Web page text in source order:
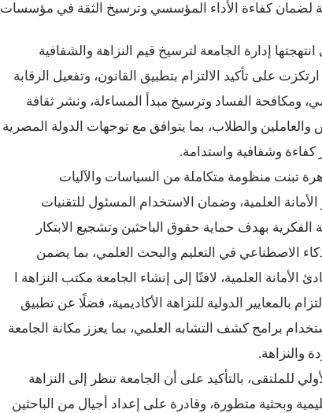
لضمان كفاءة الأداء المؤسسي وترسيخ الثقة في مؤسسات
إدارة الجامعة لترسيخ قيم النزاهة والشفافية
ومكافحة الفساد وترسيخ مبدأ المساءلة، ونشر ثقافة
والطلاب، بما يتوافق مع توجهات الدولة المصرية
كفاءة وشفافية واستدامة.
تبنت منظومة متكاملة من السياسات والآليات
العلمية، وضمان الاستخدام المسئول للتقنيات
بهدف حماية حقوق الباحثين وتشجيع الابتكار
الاصطناعي في التعليم والبحث العلمي، بما يضمن
العلمية، لافتًا إلى إنشاء الجامعة مكتب النزاهة ا
بالمعايير الدولية للنزاهة الأكاديمية، فضلًا عن تطبيق
برامج كشف التشابه العلمي، بما يعزز مكانة الجامعة
والنزاهة.
للملتقى، بالتأكيد على أن الجامعة تنظر إلى النزاهة
وبحثية متطورة، وقادرة على إعداد أجيال من الباحثين